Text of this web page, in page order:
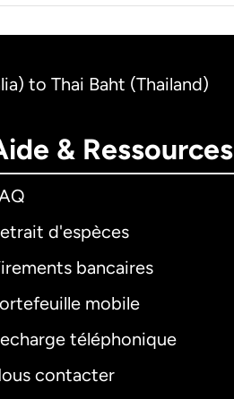
to Thai Baht (Thailand)
& Ressources
d'espèces
bancaires
mobile
téléphonique
contacter